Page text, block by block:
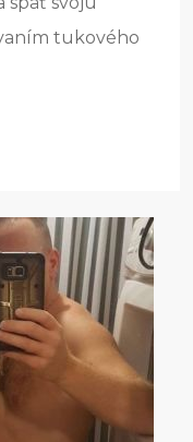
tukového